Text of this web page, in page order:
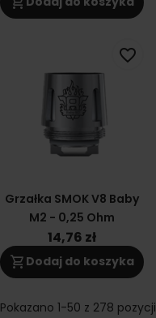
Grzałka SMOK V8 Baby
M2 - 0,25 Ohm
14,76 zł
shopping_cart Dodaj do koszyka
favorite_border
Pokazano 1-50 z 278 pozycji